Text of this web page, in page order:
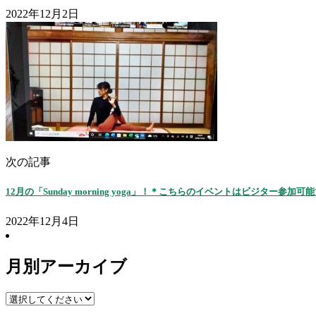
2022年12月2日
次の記事
12月の「Sunday morning yoga」！＊こちらのイベントはビジター参加可
2022年12月4日
月別アーカイブ